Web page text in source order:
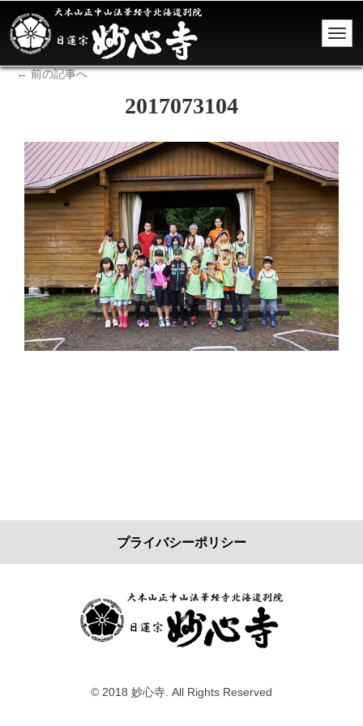
←前の記事へ
2017073104
プライバシーポリシー
© 2018 妙心寺. All Rights Reserved